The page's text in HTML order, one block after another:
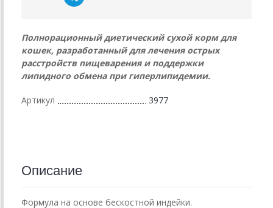
Полнорационный диетический сухой корм для
кошек, разработанный для лечения острых
расстройств пищеварения и поддержки
липидного обмена при гиперлипидемии.
Артикул 3977
Описание
Формула на основе бескостной индейки.